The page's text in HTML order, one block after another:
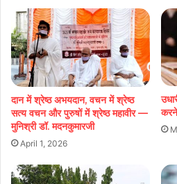
दान में श्रेष्ठ अभयदान, वचन में श्रेष्ठ
सत्य वचन और पुरुषों में श्रेष्ठ महावीर —
मुनिश्री डॉ. मदनकुमारजी
April 1, 2026